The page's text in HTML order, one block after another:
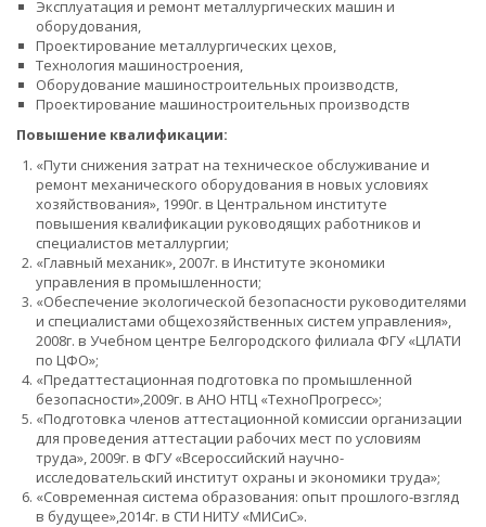
Эксплуатация и ремонт металлургических машин и
оборудования,
Проектирование металлургических цехов,
Технология машиностроения,
Оборудование машиностроительных производств,
Проектирование машиностроительных производств
Повышение квалификации:
«Пути снижения затрат на техническое обслуживание и
ремонт механического оборудования в новых условиях
хозяйствования», 1990г. в Центральном институте
повышения квалификации руководящих работников и
специалистов металлургии;
«Главный механик», 2007г. в Институте экономики
управления в промышленности;
«Обеспечение экологической безопасности руководителями
и специалистами общехозяйственных систем управления»,
2008г. в Учебном центре Белгородского филиала ФГУ «ЦЛАТИ
по ЦФО»;
«Предаттестационная подготовка по промышленной
безопасности»,2009г. в АНО НТЦ «ТехноПрогресс»;
«Подготовка членов аттестационной комиссии организации
для проведения аттестации рабочих мест по условиям
труда», 2009г. в ФГУ «Всероссийский научно-
исследовательский институт охраны и экономики труда»;
«Современная система образования: опыт прошлого-взгляд
в будущее»,2014г. в СТИ НИТУ «МИСиС».